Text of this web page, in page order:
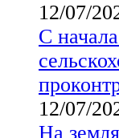
12/07/
С
12/07/
На